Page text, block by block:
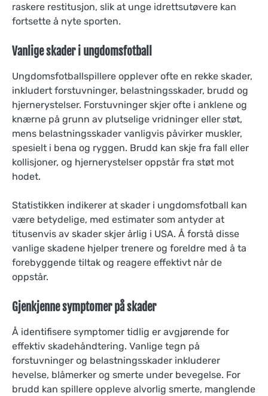
raskere restitusjon, slik at unge idrettsutøvere kan
fortsette å nyte sporten.
Vanlige skader i ungdomsfotball
Ungdomsfotballspillere opplever ofte en rekke skader,
inkludert forstuvninger, belastningsskader, brudd og
hjernerystelser. Forstuvninger skjer ofte i anklene og
knærne på grunn av plutselige vridninger eller støt,
mens belastningsskader vanligvis påvirker muskler,
spesielt i bena og ryggen. Brudd kan skje fra fall eller
kollisjoner, og hjernerystelser oppstår fra støt mot
hodet.
Statistikken indikerer at skader i ungdomsfotball kan
være betydelige, med estimater som antyder at
titusenvis av skader skjer årlig i USA. Å forstå disse
vanlige skadene hjelper trenere og foreldre med å ta
forebyggende tiltak og reagere effektivt når de
oppstår.
Gjenkjenne symptomer på skader
Å identifisere symptomer tidlig er avgjørende for
effektiv skadehåndtering. Vanlige tegn på
forstuvninger og belastningsskader inkluderer
hevelse, blåmerker og smerte under bevegelse. For
brudd kan spillere oppleve alvorlig smerte, manglende